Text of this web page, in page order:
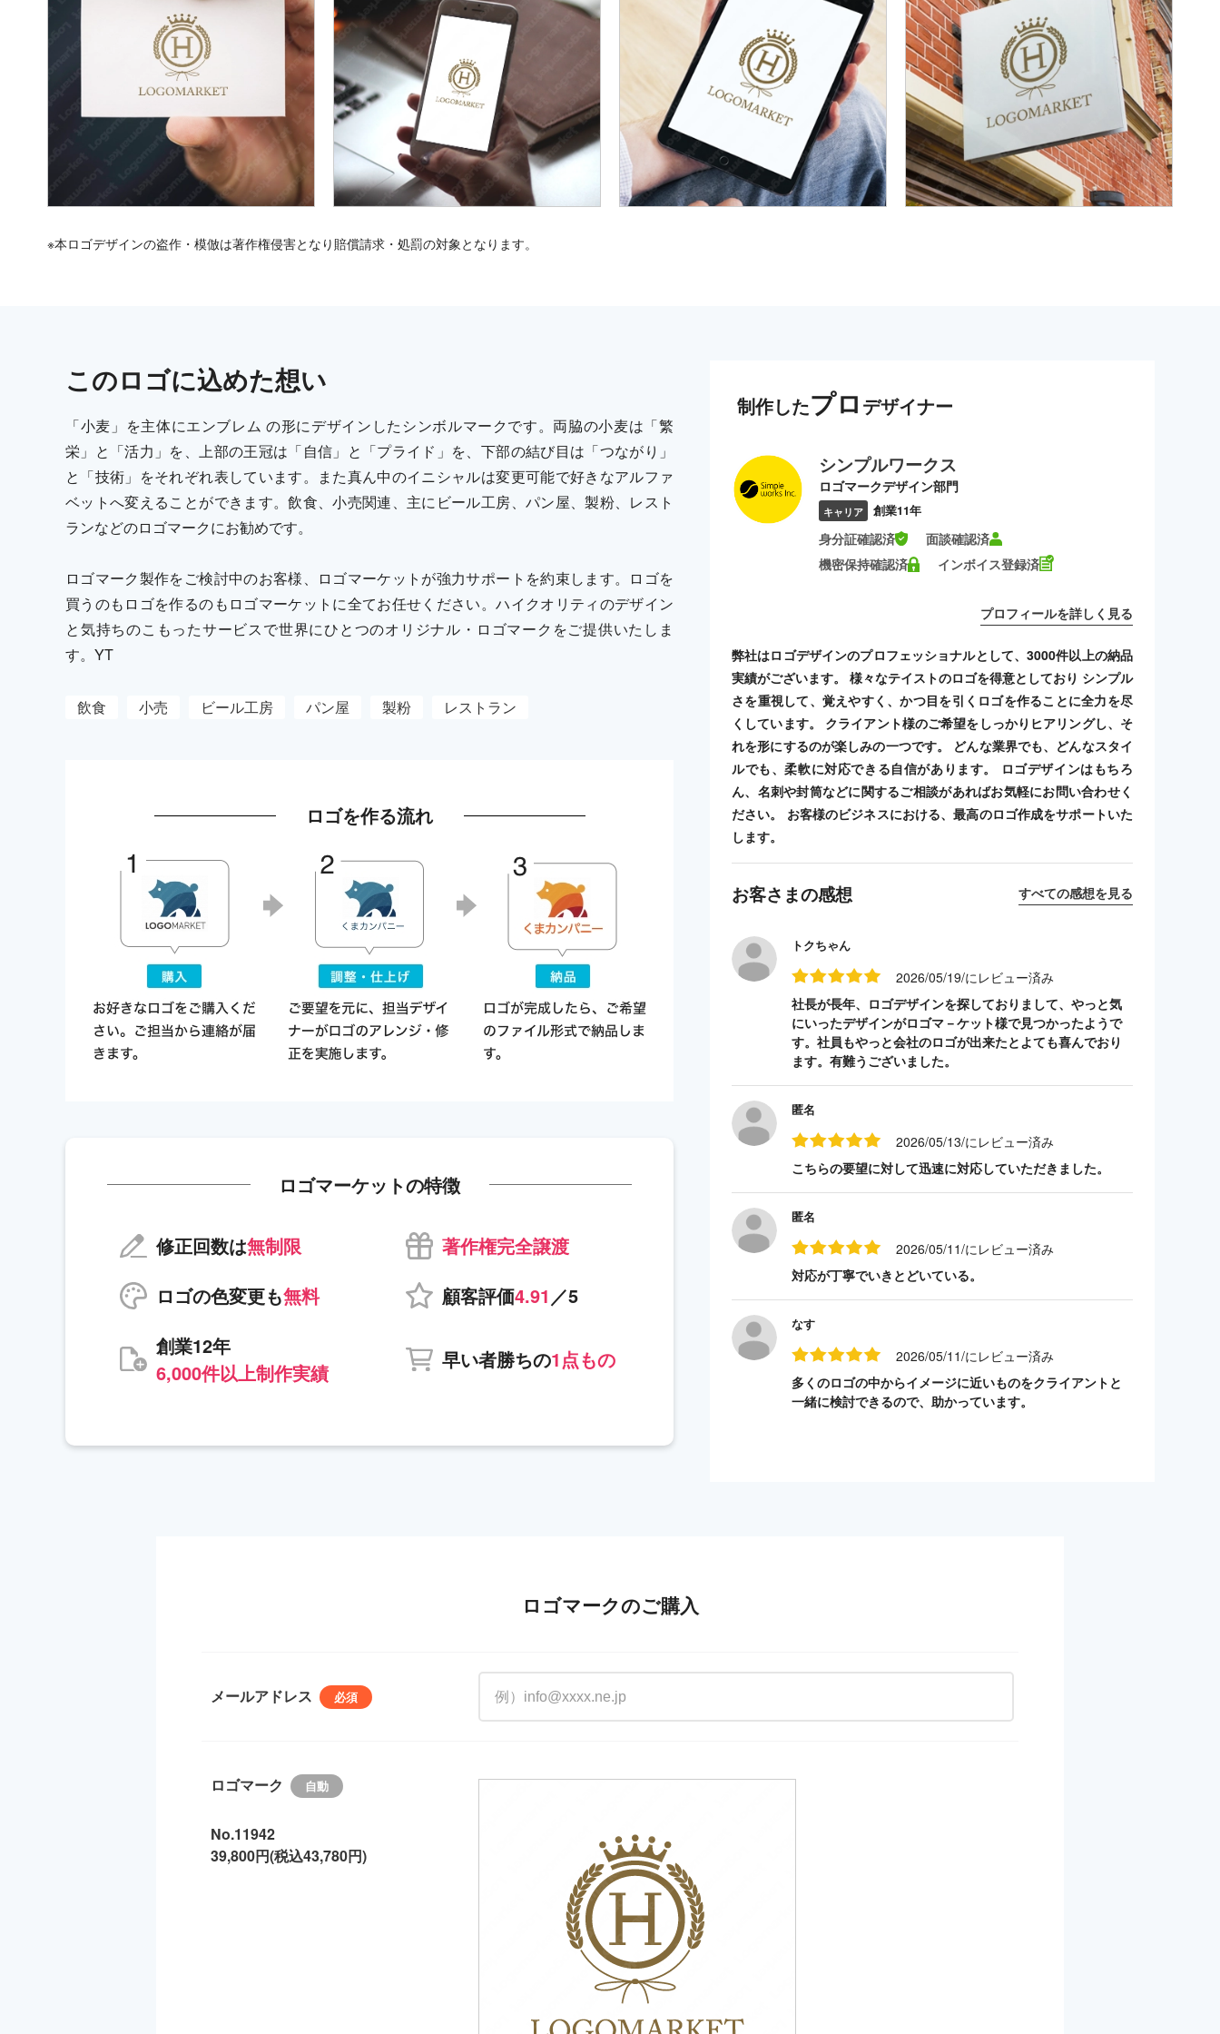
※本ロゴデザインの盗作・模倣は著作権侵害となり賠償請求・処罰の対象となります。
このロゴに込めた想い
「小麦」を主体にエンブレム の形にデザインしたシンボルマークです。両脇の小麦は「繁
栄」と「活力」を、上部の王冠は「自信」と「プライド」を、下部の結び目は「つながり」
と「技術」をそれぞれ表しています。また真ん中のイニシャルは変更可能で好きなアルファ
ベットへ変えることができます。飲食、小売関連、主にビール工房、パン屋、製粉、レスト
ランなどのロゴマークにお勧めです。
ロゴマーク製作をご検討中のお客様、ロゴマーケットが強力サポートを約束します。ロゴを
買うのもロゴを作るのもロゴマーケットに全てお任せください。ハイクオリティのデザイン
と気持ちのこもったサービスで世界にひとつのオリジナル・ロゴマークをご提供いたしま
す。YT
飲食 小売 ビール工房 パン屋 製粉 レストラン
ロゴを作る流れ
ロゴマーケットの特徴
修正回数は無制限
著作権完全譲渡
ロゴの色変更も無料 顧客評価4.91 ／5
創業12年
6,000件以上制作実績
早い者勝ちの1点もの
制作したプロ デザイナー
シンプルワークス
ロゴマークデザイン部門
キャリア 創業11年
身分証確認済
面談確認済
機密保持確認済
インボイス登録済
プロフィールを詳しく見る
弊社はロゴデザインのプロフェッショナルとして、3000件以上の納品
実績がございます。 様々なテイストのロゴを得意としており シンプル
さを重視して、覚えやすく、かつ目を引くロゴを作ることに全力を尽
くしています。 クライアント様のご希望をしっかりヒアリングし、そ
れを形にするのが楽しみの一つです。 どんな業界でも、どんなスタイ
ルでも、柔軟に対応できる自信があります。 ロゴデザインはもちろ
ん、名刺や封筒などに関するご相談があればお気軽にお問い合わせく
ださい。 お客様のビジネスにおける、最高のロゴ作成をサポートいた
します。
お客さまの感想 すべての感想を見る
トクちゃん
2026/05/19/にレビュー済み
社長が長年、ロゴデザインを探しておりまして、やっと気
にいったデザインがロゴマ－ケット様で見つかったようで
す。社員もやっと会社のロゴが出来たとよても喜んでおり
ます。有難うございました。
匿名
2026/05/13/にレビュー済み
こちらの要望に対して迅速に対応していただきました。
匿名
2026/05/11/にレビュー済み
対応が丁寧でいきとどいている。
なす
2026/05/11/にレビュー済み
多くのロゴの中からイメージに近いものをクライアントと
一緒に検討できるので、助かっています。
ロゴマークのご購入
メールアドレス
ロゴマーク
No.11942
39,800円(税込43,780円)